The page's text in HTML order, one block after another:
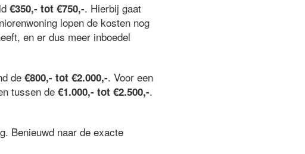
€350,- tot €750,-. Hierbij gaat
lopen de kosten nog
en er dus meer inboedel
de €800,- tot €2.000,-. Voor een
tussen de €1.000,- tot €2.500,-.
Benieuwd naar de exacte